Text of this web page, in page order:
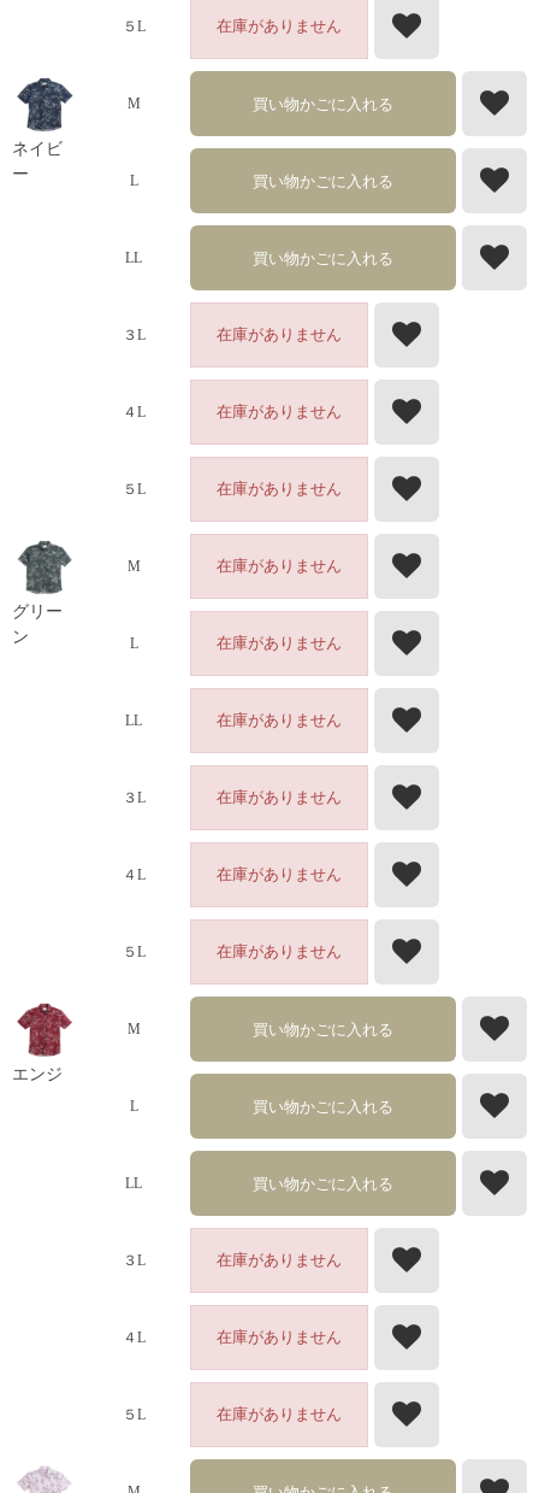
５L 在庫がありません
ネイビ
ー
M 買い物かごに入れる
L 買い物かごに入れる
LL 買い物かごに入れる
３L 在庫がありません
４L 在庫がありません
５L 在庫がありません
グリー
ン
M 在庫がありません
L 在庫がありません
LL 在庫がありません
３L 在庫がありません
４L 在庫がありません
５L 在庫がありません
エンジ
M 買い物かごに入れる
L 買い物かごに入れる
LL 買い物かごに入れる
３L 在庫がありません
４L 在庫がありません
５L 在庫がありません